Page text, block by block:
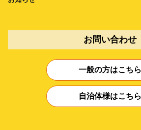
お問い合わせ
一般の方はこちら
自治体様はこちら